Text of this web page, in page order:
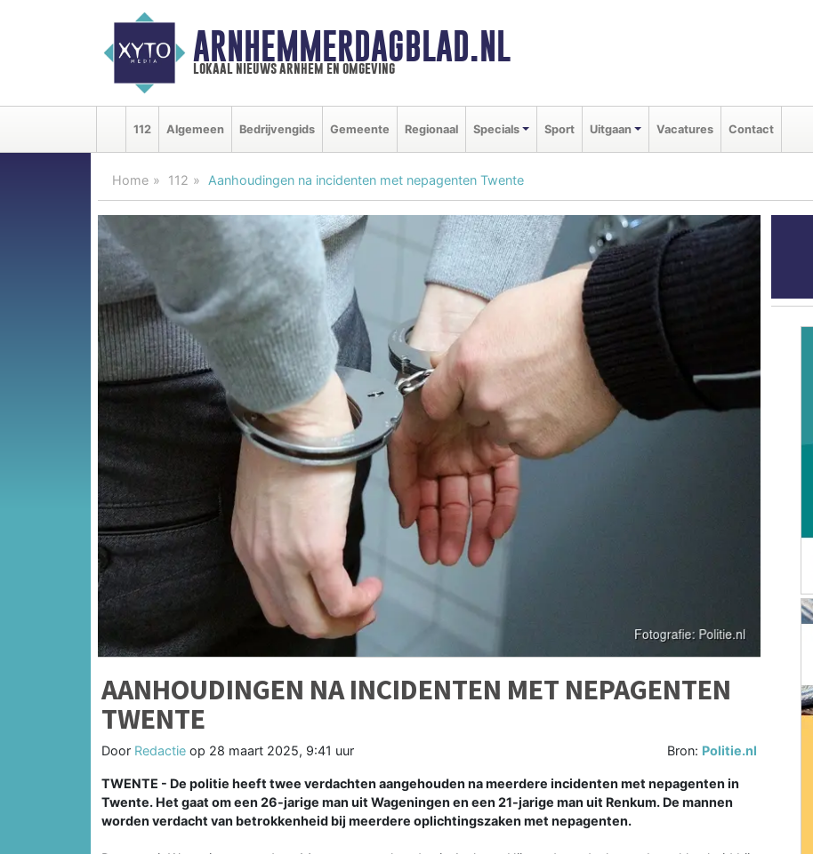
ARNHEMMERDAGBLAD.NL
lokaal nieuws arnhem en omgeving
112 Algemeen Bedrijvengids Gemeente Regionaal Specials Sport Uitgaan Vacatures Contact
Home 112 Aanhoudingen na incidenten met nepagenten Twente
AANHOUDINGEN NA INCIDENTEN MET NEPAGENTEN
TWENTE
Door Redactie op 28 maart 2025, 9:41 uur Bron: Politie.nl
TWENTE - De politie heeft twee verdachten aangehouden na meerdere incidenten met nepagenten in
Twente. Het gaat om een 26-jarige man uit Wageningen en een 21-jarige man uit Renkum. De mannen
worden verdacht van betrokkenheid bij meerdere oplichtingszaken met nepagenten.